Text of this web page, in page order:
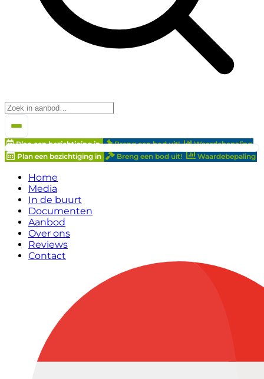
Plan een bezichtiging in Breng een bod uit!
Waardebepaling
Plan een bezichtiging in
Breng een bod uit! Waardebepaling
Home
Media
In de buurt
Documenten
Aanbod
Over ons
Reviews
Contact